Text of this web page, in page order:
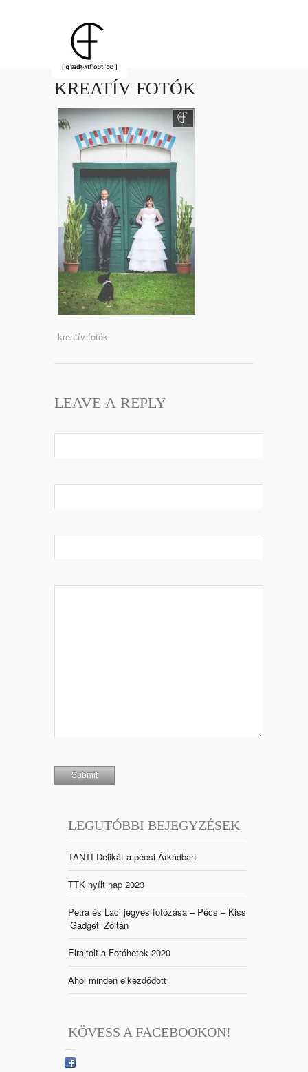
KREATÍV FOTÓK
kreatív fotók
LEAVE A REPLY
LEGUTÓBBI BEJEGYZÉSEK
TANTI Delikát a pécsi Árkádban
TTK nyílt nap 2023
Petra és Laci jegyes fotózása – Pécs – Kiss
‘Gadget’ Zoltán
Elrajtolt a Fotóhetek 2020
Ahol minden elkezdődött
KÖVESS A FACEBOOKON!